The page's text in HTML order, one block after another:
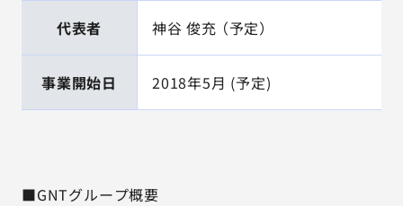
代表者 神谷 俊充 （予定）
事業開始日 2018年5月 (予定)
■GNTグループ概要